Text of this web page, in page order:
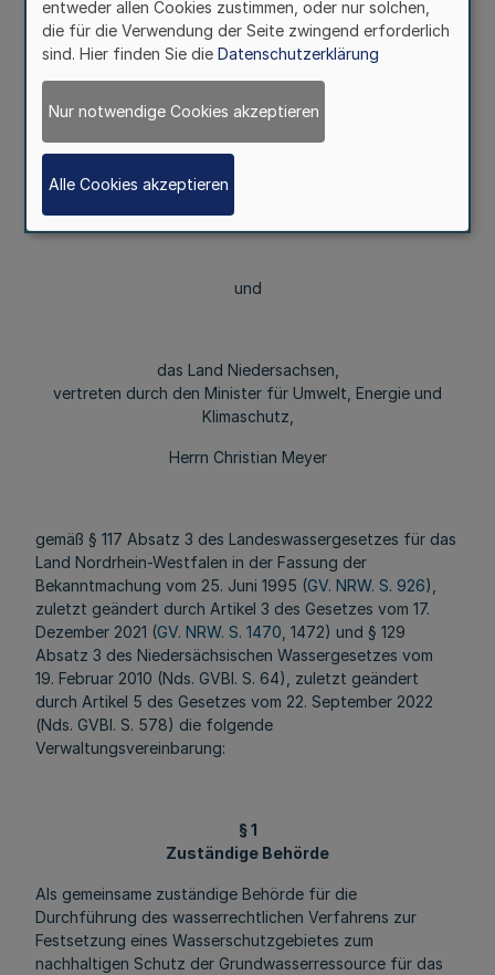
schließen
das Land Nordrhein-Westfalen,
vertreten durch den Minister für Umwelt, Naturschutz
und
das Land Niedersachsen,
vertreten durch den Minister für Umwelt, Energie und
Klimaschutz,
Herrn Christian Meyer
gemäß § 117 Absatz 3 des Landeswassergesetzes für das
Land Nordrhein-Westfalen in der Fassung der
Bekanntmachung vom 25. Juni 1995 (GV. NRW. S. 926),
zuletzt geändert durch Artikel 3 des Gesetzes vom 17.
Dezember 2021 (GV. NRW. S. 1470 , 1472) und § 129
Absatz 3 des Niedersächsischen Wassergesetzes vom
19. Februar 2010 (Nds. GVBl. S. 64), zuletzt geändert
durch Artikel 5 des Gesetzes vom 22. September 2022
(Nds. GVBl. S. 578) die folgende
Verwaltungsvereinbarung:
§ 1
Zuständige Behörde
Als gemeinsame zuständige Behörde für die
Durchführung des wasserrechtlichen Verfahrens zur
Festsetzung eines Wasserschutzgebietes zum
nachhaltigen Schutz der Grundwasserressource für das
entweder allen Cookies zustimmen, oder nur solchen,
die für die Verwendung der Seite zwingend erforderlich
sind. Hier finden Sie die Datenschutzerklärung
Nur notwendige Cookies akzeptieren
Alle Cookies akzeptieren